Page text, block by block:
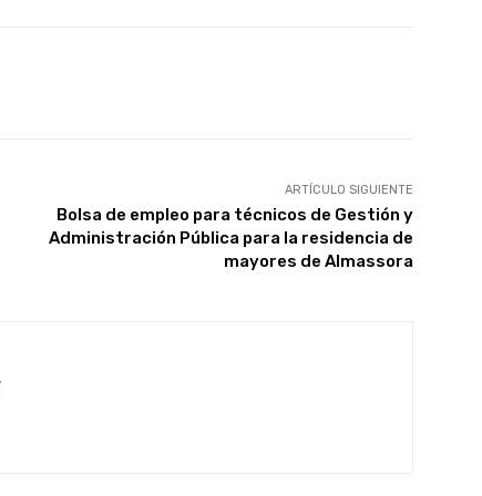
ARTÍCULO SIGUIENTE
Bolsa de empleo para técnicos de Gestión y
Administración Pública para la residencia de
mayores de Almassora